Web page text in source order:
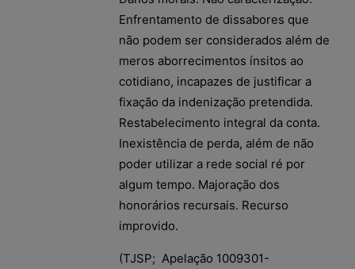
Enfrentamento de dissabores que
não podem ser considerados além de
meros aborrecimentos ínsitos ao
cotidiano, incapazes de justificar a
fixação da indenização pretendida.
Restabelecimento integral da conta.
Inexistência de perda, além de não
poder utilizar a rede social ré por
algum tempo. Majoração dos
honorários recursais. Recurso
improvido.
(TJSP; Apelação 1009301-